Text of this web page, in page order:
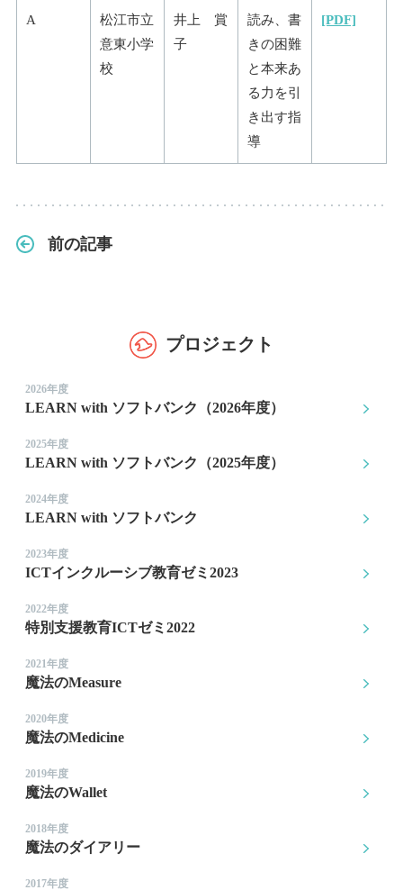
A
松江市立
意東小学
校
井上 賞
子
読み、書
きの困難
と本来あ
る力を引
き出す指
導
[PDF]
前の記事
プロジェクト
2026年度
LEARN with ソフトバンク（2026年度）
2025年度
LEARN with ソフトバンク（2025年度）
2024年度
LEARN with ソフトバンク
2023年度
ICTインクルーシブ教育ゼミ2023
2022年度
特別支援教育ICTゼミ2022
2021年度
魔法のMeasure
2020年度
魔法のMedicine
2019年度
魔法のWallet
2018年度
魔法のダイアリー
2017年度